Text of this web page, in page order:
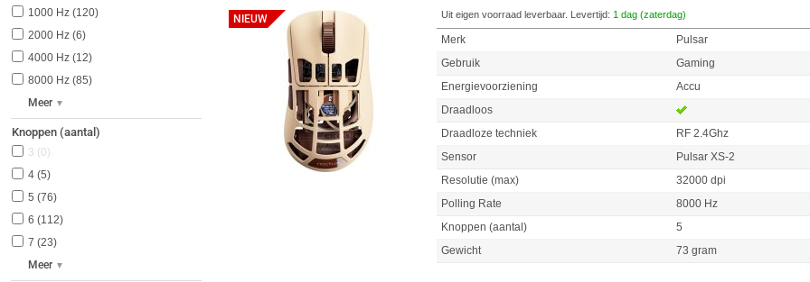
1000 Hz 120
2000 Hz 6
4000 Hz 12
8000 Hz 85
Meer
Knoppen (aantal)
3
0
4 5
5 76
6
112
7 23
Meer
NIEUW Uit eigen voorraad leverbaar. Levertijd: 1 dag (zaterdag)
Merk
Pulsar
Gebruik
Gaming
Energievoorziening
Accu
Draadloos
Draadloze techniek
RF 2.4Ghz
Sensor
Pulsar XS-2
Resolutie (max)
32000 dpi
Polling Rate
8000 Hz
Knoppen (aantal)
5
Gewicht
73 gram